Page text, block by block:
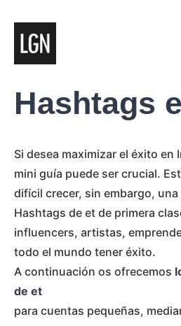
Hashtags
Si desea maximizar el éxito en
mini guía puede ser crucial.
difícil crecer, sin embargo,
Hashtags de et de primera
influencers, artistas,
todo el mundo tener éxito.
A continuación os ofrecemos
de et
para cuentas pequeñas,